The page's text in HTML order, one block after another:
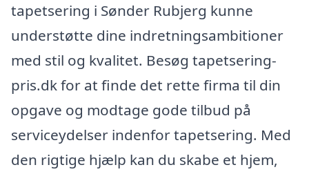
tapetsering i Sønder Rubjerg kunne
understøtte dine indretningsambitioner
med stil og kvalitet. Besøg tapetsering-
pris.dk for at finde det rette firma til din
opgave og modtage gode tilbud på
serviceydelser indenfor tapetsering. Med
den rigtige hjælp kan du skabe et hjem,